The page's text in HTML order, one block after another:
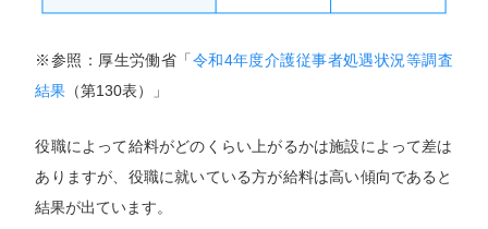
※参照：厚生労働省「令和4年度介護従事者処遇状況等調査
結果 （第130表）」
役職によって給料がどのくらい上がるかは施設によって差は
ありますが、役職に就いている方が給料は高い傾向であると
結果が出ています。